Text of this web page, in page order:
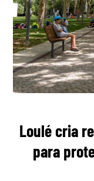
Loulé cria
para